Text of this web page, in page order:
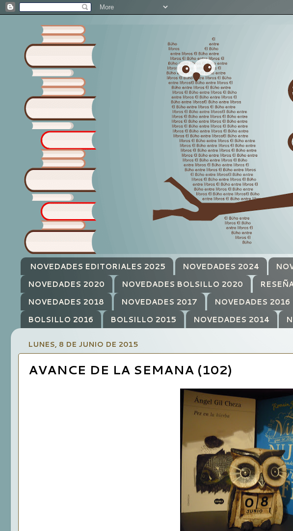
NOVEDADES EDITORIALES 2025 NOVEDADES 2024
NOVEDADES 2020
NOVEDADES BOLSILLO 2020
NOVEDADES 2018
NOVEDADES 2017 NOVEDADES 2016
BOLSILLO 2016
BOLSILLO 2015 NOVEDADES 2014
LUNES, 8 DE JUNIO DE 2015
AVANCE DE LA SEMANA (102)